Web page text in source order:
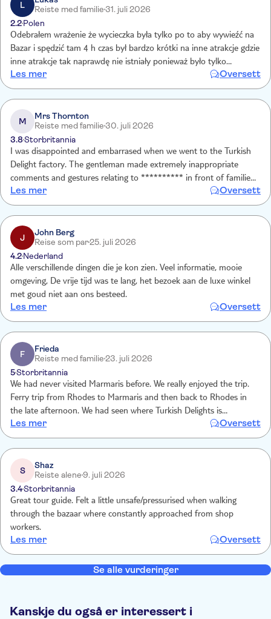
racket.
L
Reiste med familie31. juli 2026
2.2Polen
Odebrałem wrażenie że wycieczka była tylko po to aby wywieźć na
Bazar i spędzić tam 4 h czas był bardzo krótki na inne atrakcje gdzie
inne atrakcje tak naprawdę nie istniały ponieważ było tylko
obejrzenie lub zakup cukierków oraz do fabryki diamentów gdzie
wszystko wiadomo było drogie 5 min na zdjęcie na widoczek i resztę
na bazarze na bazarze też był specjalny sklep do którego pan
przewodnik nas zaprowadził najlepiej żebyśmy tam kupowali drugi
raz bym na taką wycieczkę się nie wybrał
Les mer Oversett
M
Mrs Thornton
Reiste med familie30. juli 2026
3.8Storbritannia
I was disappointed and embarrased when we went to the Turkish
Delight factory. The gentleman made extremely inappropriate
comments and gestures relating to ********** in front of families
with young children and my grandson
Les mer Oversett
J
John Berg
Reise som par25. juli 2026
4.2Nederland
Alle verschillende dingen die je kon zien. Veel informatie, mooie
omgeving, De vrije tijd was te lang, het bezoek aan de luxe winkel
met goud niet aan ons besteed.
Les mer Oversett
F
Frieda
Reiste med familie23. juli 2026
5Storbritannia
We had never visited Marmaris before. We really enjoyed the trip.
Ferry trip from Rhodes to Marmaris and then back to Rhodes in
the late afternoon. We had seen where Turkish Delights is
produced, then we stopped at the jewelry factory. Prior to get free
time at bazar, we had visited panoramic viewpoint and took lots of
pictures. Overall, this trip had been very pleasant to be on.
Les mer Oversett
S
Shaz
Reiste alene9. juli 2026
3.4Storbritannia
Great tour guide. Felt a little unsafe/pressurised when walking
through the bazaar where constantly approached from shop
workers.
Les mer Oversett
Se alle vurderinger
Kanskje du også er interessert i